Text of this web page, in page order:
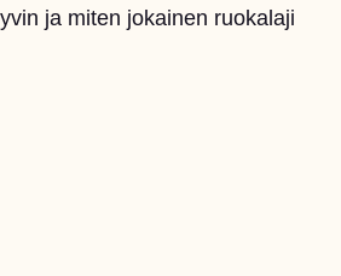
ja miten jokainen ruokalaji